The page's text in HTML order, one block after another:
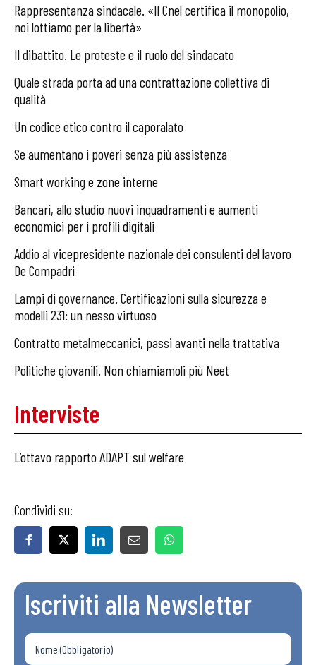
Rappresentanza sindacale. «Il Cnel certifica il monopolio,
noi lottiamo per la libertà»
Il dibattito. Le proteste e il ruolo del sindacato
Quale strada porta ad una contrattazione collettiva di
qualità
Un codice etico contro il caporalato
Se aumentano i poveri senza più assistenza
Smart working e zone interne
Bancari, allo studio nuovi inquadramenti e aumenti
economici per i profili digitali
Addio al vicepresidente nazionale dei consulenti del lavoro
De Compadri
Lampi di governance. Certificazioni sulla sicurezza e
modelli 231: un nesso virtuoso
Contratto metalmeccanici, passi avanti nella trattativa
Politiche giovanili. Non chiamiamoli più Neet
Interviste
L’ottavo rapporto ADAPT sul welfare
Condividi su:
Iscriviti alla Newsletter